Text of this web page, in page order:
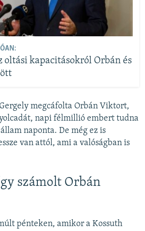
oltási kapacitásokról Orbán és
megcáfolta Orbán Viktort,
napi félmillió embert tudna
naponta. De még ez is
van attól, ami a valóságban is
számolt Orbán
pénteken, amikor a Kossuth